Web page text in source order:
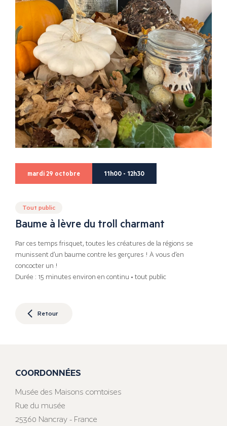
mardi 29 octobre 11h00 - 12h30
Tout public
Baume à lèvre du troll charmant
Par ces temps frisquet, toutes les créatures de la régions se
munissent d’un baume contre les gerçures ! À vous d’en
concocter un !
Durée : 15 minutes environ en continu • tout public
Retour
COORDONNÉES
Musée des Maisons comtoises
Rue du musée
25360 Nancray - France